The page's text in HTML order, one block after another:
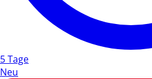
5 Tage
Neu